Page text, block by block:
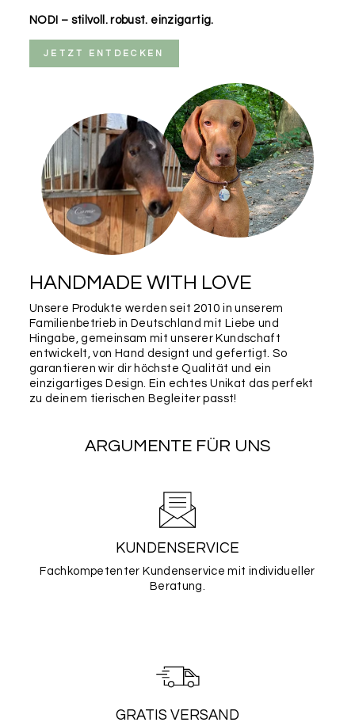
NODI – stilvoll. robust. einzigartig.
JETZT ENTDECKEN
HANDMADE WITH LOVE
Unsere Produkte werden seit 2010 in unserem
Familienbetrieb in Deutschland mit Liebe und
Hingabe, gemeinsam mit unserer Kundschaft
entwickelt, von Hand designt und gefertigt. So
garantieren wir dir höchste Qualität und ein
einzigartiges Design. Ein echtes Unikat das perfekt
zu deinem tierischen Begleiter passt!
ARGUMENTE FÜR UNS
KUNDENSERVICE
Fachkompetenter Kundenservice mit individueller
Beratung.
GRATIS VERSAND